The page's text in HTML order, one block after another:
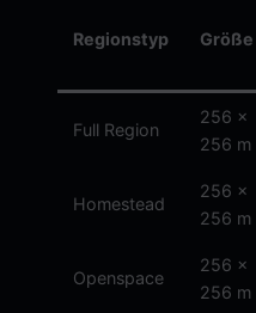
Regionstyp Größe
Full Region
256 x
256 m
Homestead
256 x
256 m
Openspace
256 x
256 m